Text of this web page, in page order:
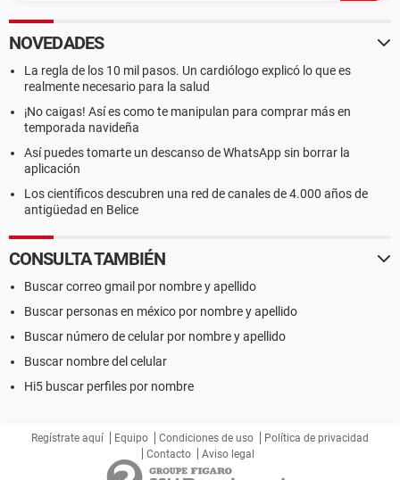
NOVEDADES
La regla de los 10 mil pasos. Un cardiólogo explicó lo que es
realmente necesario para la salud
¡No caigas! Así es como te manipulan para comprar más en
temporada navideña
Así puedes tomarte un descanso de WhatsApp sin borrar la
aplicación
Los científicos descubren una red de canales de 4.000 años de
antigüedad en Belice
CONSULTA TAMBIÉN
Buscar correo gmail por nombre y apellido
Buscar personas en méxico por nombre y apellido
Buscar número de celular por nombre y apellido
Buscar nombre del celular
Hi5 buscar perfiles por nombre
Regístrate aquí Equipo Condiciones de uso
Política de privacidad
Contacto
Aviso legal